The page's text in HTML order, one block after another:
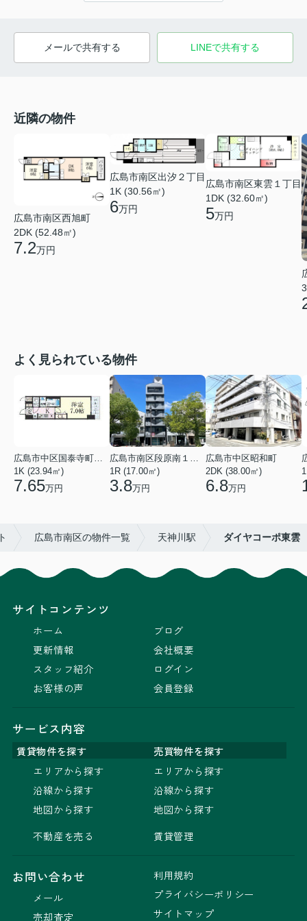
メールで共有する LINEで共有する
近隣の物件
広島市南区西旭町
2DK (52.48㎡)
7.2万円
広島市南区出汐２丁目
1K (30.56㎡)
6万円
広島市南区東雲１丁目
1DK (32.60㎡)
5万円
よく見られている物件
広島市中区国泰寺町２丁目
1K (23.94㎡)
7.65万円
広島市南区段原南１丁目
1R (17.00㎡)
3.8万円
広島市中区昭和町
2DK (38.00㎡)
6.8万円
広島市南区の物件一覧 天神川駅 ダイヤコーポ東雲
サイトコンテンツ
ホーム
更新情報
スタッフ紹介
お客様の声
ブログ
会社概要
ログイン
会員登録
サービス内容
賃貸物件を探す
売買物件を探す
エリアから探す
沿線から探す
地図から探す
不動産を売る
エリアから探す
沿線から探す
地図から探す
賃貸管理
お問い合わせ
メール
売却査定
利用規約
プライバシーポリシー
サイトマップ